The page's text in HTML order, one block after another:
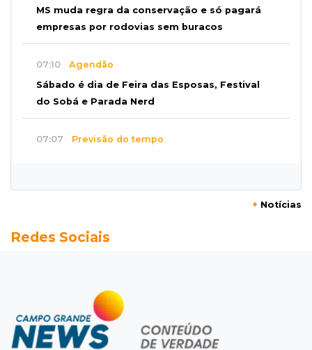
MS muda regra da conservação e só pagará
empresas por rodovias sem buracos
07:10 Agendão
Sábado é dia de Feira das Esposas, Festival
do Sobá e Parada Nerd
07:07 Previsão do tempo
O escudo da fronteira: polícia está travando
Editorial
Equidade salarial não deveria depender da lei,
mas de princípios
+ Notícias
Redes Sociais